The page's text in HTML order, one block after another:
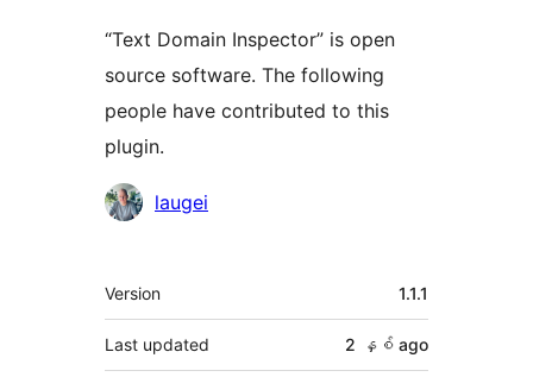
“Text Domain Inspector” is open
source software. The following
people have contributed to this
plugin.
Contributors
laugei
Meta
Version 1.1.1
Last updated 2 နှစ် ago